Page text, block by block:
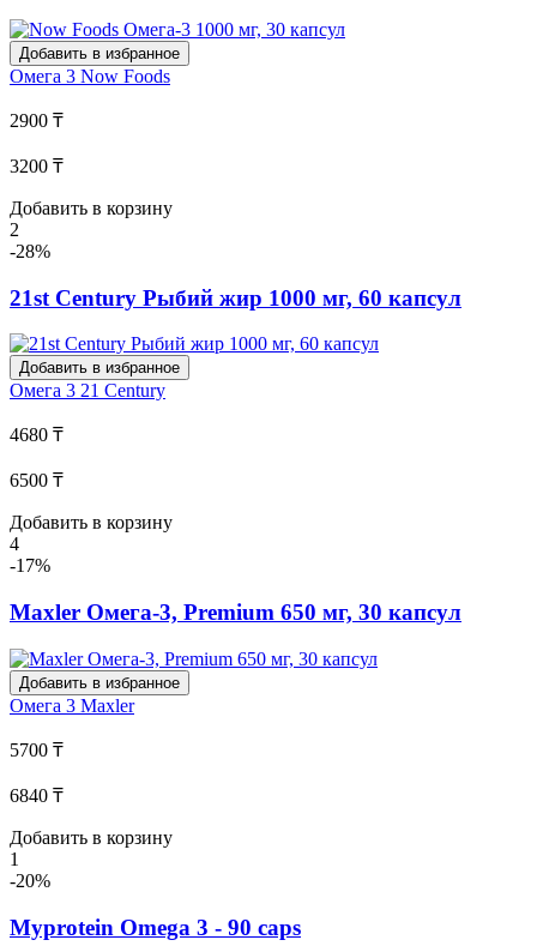
Добавить в избранное
Омега 3 Now Foods
2900 ₸
3200 ₸
Добавить в корзину
2
-28%
21st Century Рыбий жир 1000 мг, 60 капсул
Добавить в избранное
Омега 3 21 Century
4680 ₸
6500 ₸
Добавить в корзину
4
-17%
Maxler Омега-3, Premium 650 мг, 30 капсул
Добавить в избранное
Омега 3 Maxler
5700 ₸
6840 ₸
Добавить в корзину
1
-20%
Myprotein Omega 3 - 90 caps